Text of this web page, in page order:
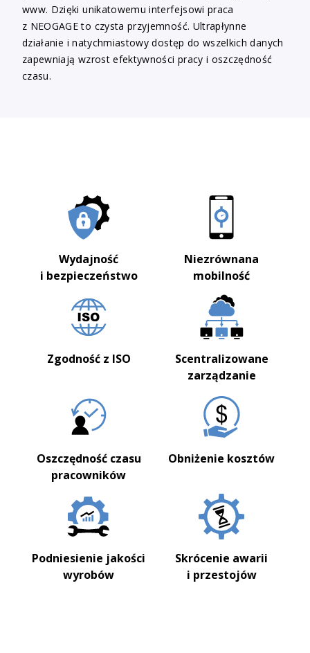
www. Dzięki unikatowemu interfejsowi praca
z NEOGAGE to czysta przyjemność. Ultrapłynne
działanie i natychmiastowy dostęp do wszelkich danych
zapewniają wzrost efektywności pracy i oszczędność
czasu.
Wydajność
i bezpieczeństwo
Niezrównana
mobilność
Zgodność z ISO
Scentralizowane
zarządzanie
Oszczędność czasu
pracowników
Obniżenie kosztów
Podniesienie jakości
wyrobów
Skrócenie awarii
i przestojów